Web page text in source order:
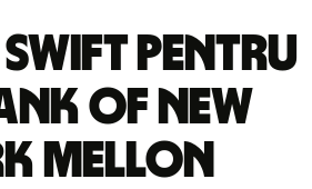
pentru
OF NEW
MELLON